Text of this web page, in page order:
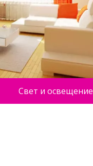
Свет и освещение